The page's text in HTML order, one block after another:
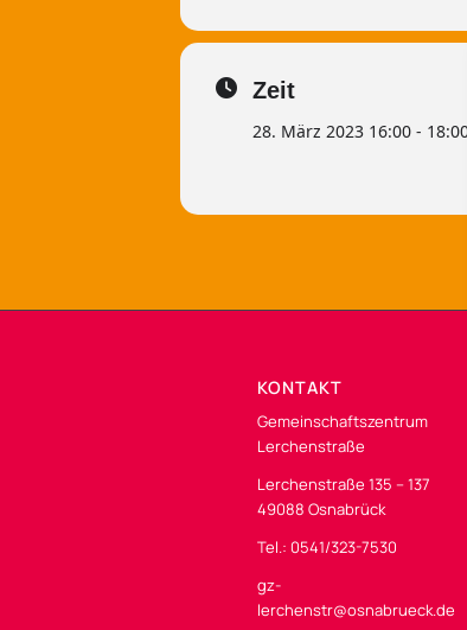
Zeit
28. März 2023 16:00 -
KONTAKT
Gemeinschaftszentrum
Lerchenstraße
Lerchenstraße 135 – 137
49088 Osnabrück
Tel.: 0541/323-7530
gz-
lerchenstr@osnabrueck.de